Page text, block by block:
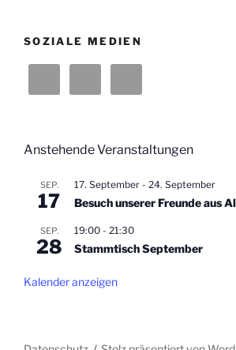
SOZIALE MEDIEN
Anstehende Veranstaltungen
SEP.
17
17. September - 24. September
Besuch unserer Freunde aus
SEP.
28
19:00 - 21:30
Stammtisch September
Kalender anzeigen